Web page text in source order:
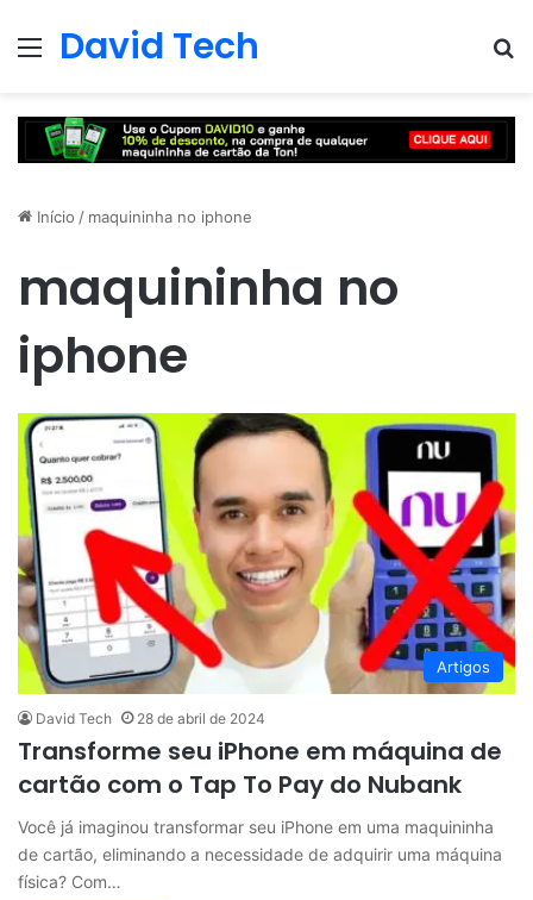
Menu
David Tech
Início / maquininha no iphone
maquininha no
iphone
Artigos
David Tech 28 de abril de 2024
Transforme seu iPhone em máquina de
cartão com o Tap To Pay do Nubank
Você já imaginou transformar seu iPhone em uma maquininha
de cartão, eliminando a necessidade de adquirir uma máquina
física? Com…